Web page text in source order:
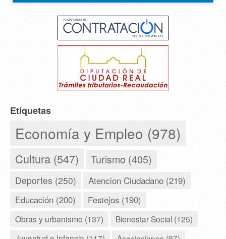
Etiquetas
Economía y Empleo (978)
Cultura (547) Turismo (405)
Deportes (250) Atencion Ciudadano (219)
Educación (200) Festejos (190)
Obras y urbanismo (137)
Bienestar Social (125)